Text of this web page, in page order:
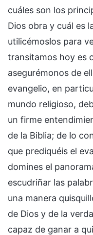
cuáles son los
Dios obra y cuál es
utilicémoslos para
transitamos hoy es
asegurémonos de
evangelio, en
mundo religioso,
un firme
de la Biblia; de lo
que prediquéis el
domines el
escudriñar las
una manera
de Dios y de la
capaz de ganar a